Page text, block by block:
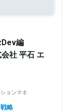
編
社 平石 エ
ョンマネ
略